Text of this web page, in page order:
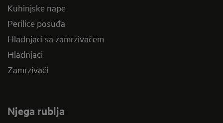
Kuhinjske nape
Perilice posuđa
Hladnjaci sa zamrzivačem
Hladnjaci
Zamrzivači
Njega rublja